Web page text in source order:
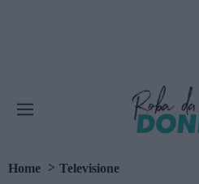
Home Televisione